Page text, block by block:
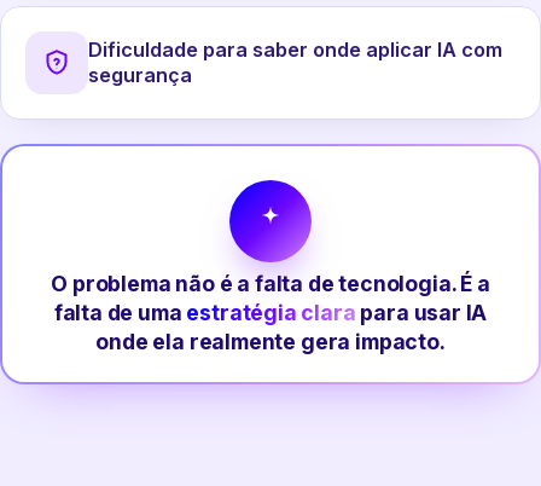
Dificuldade para saber onde aplicar IA com
segurança
O problema não é a falta de tecnologia. É a
falta de uma estratégia clara para usar IA
onde ela realmente gera impacto.